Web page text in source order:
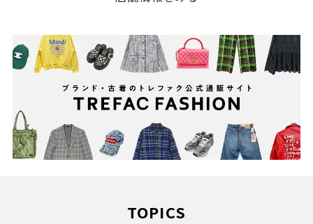
TOPICS